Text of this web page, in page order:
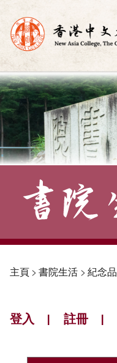
Skip
to
content
主頁> 書院生活 > 紀念品
登入 | 註冊 |